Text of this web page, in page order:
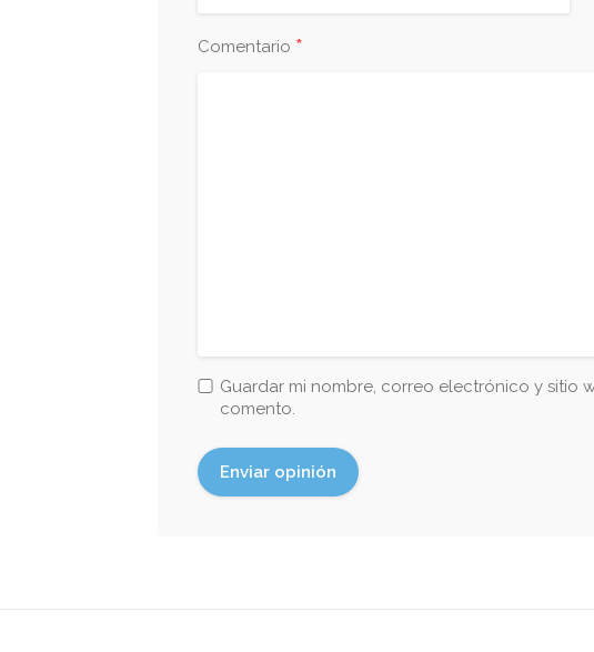
Comentario *
Guardar mi nombre, correo electrónico y sitio
comento.